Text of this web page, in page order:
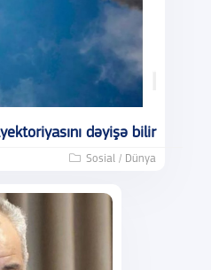
dəyişə bilir
Sosial / Dünya